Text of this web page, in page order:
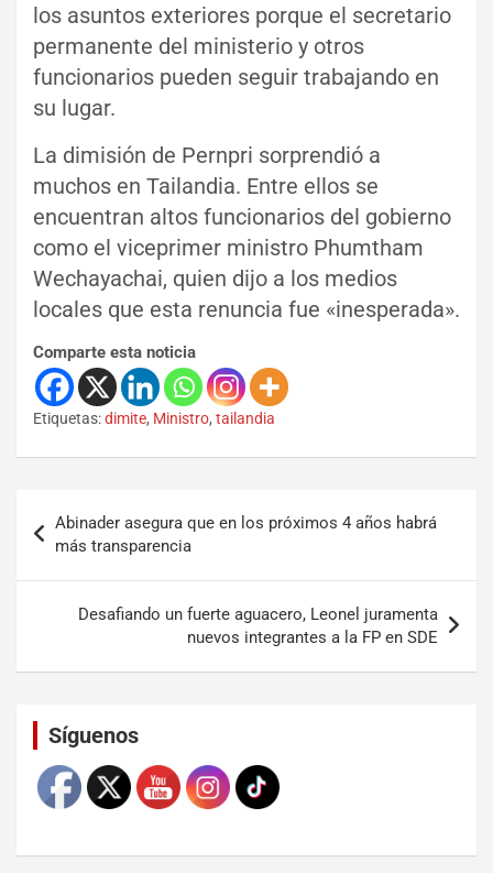
los asuntos exteriores porque el secretario
permanente del ministerio y otros
funcionarios pueden seguir trabajando en
su lugar.
La dimisión de Pernpri sorprendió a
muchos en Tailandia. Entre ellos se
encuentran altos funcionarios del gobierno
como el viceprimer ministro Phumtham
Wechayachai, quien dijo a los medios
locales que esta renuncia fue «inesperada».
Comparte esta noticia
Etiquetas:dimite, Ministro, tailandia
Abinader asegura que en los próximos 4 años habrá
más transparencia
Desafiando un fuerte aguacero, Leonel juramenta
nuevos integrantes a la FP en SDE
Síguenos